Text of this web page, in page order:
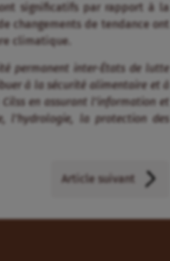
significatifs par rapport à la
changements de tendance ont
climatique.
permanent inter-États de lutte
à la sécurité alimentaire et à
en assurant l’information et
l’hydrologie, la protection des
Article suivant